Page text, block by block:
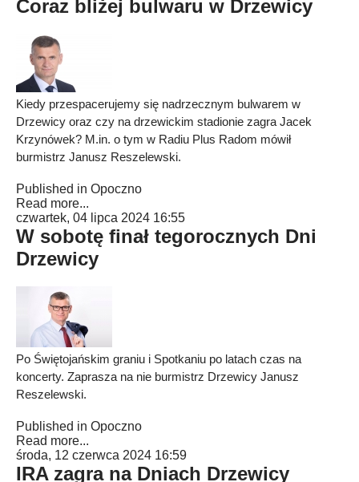
Coraz bliżej bulwaru w Drzewicy
Kiedy przespacerujemy się nadrzecznym bulwarem w
Drzewicy oraz czy na drzewickim stadionie zagra Jacek
Krzynówek? M.in. o tym w Radiu Plus Radom mówił
burmistrz Janusz Reszelewski.
Published in Opoczno
Read more...
czwartek, 04 lipca 2024 16:55
W sobotę finał tegorocznych Dni
Drzewicy
Po Świętojańskim graniu i Spotkaniu po latach czas na
koncerty. Zaprasza na nie burmistrz Drzewicy Janusz
Reszelewski.
Published in Opoczno
Read more...
środa, 12 czerwca 2024 16:59
IRA zagra na Dniach Drzewicy